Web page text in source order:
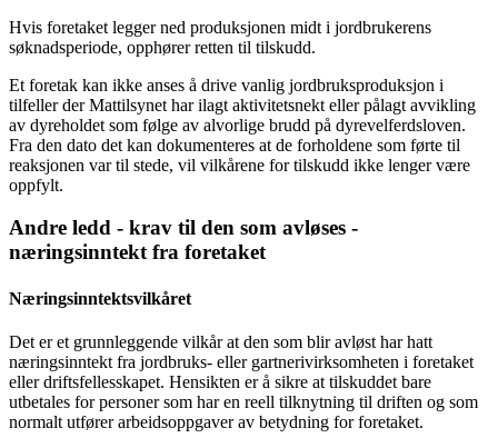
Hvis foretaket legger ned produksjonen midt i jordbrukerens
søknadsperiode, opphører retten til tilskudd.
Et foretak kan ikke anses å drive vanlig jordbruksproduksjon i
tilfeller der Mattilsynet har ilagt aktivitetsnekt eller pålagt avvikling
av dyreholdet som følge av alvorlige brudd på dyrevelferdsloven.
Fra den dato det kan dokumenteres at de forholdene som førte til
reaksjonen var til stede, vil vilkårene for tilskudd ikke lenger være
oppfylt.
Andre ledd - krav til den som avløses -
næringsinntekt fra foretaket
Næringsinntektsvilkåret
Det er et grunnleggende vilkår at den som blir avløst har hatt
næringsinntekt fra jordbruks- eller gartnerivirksomheten i foretaket
eller driftsfellesskapet. Hensikten er å sikre at tilskuddet bare
utbetales for personer som har en reell tilknytning til driften og som
normalt utfører arbeidsoppgaver av betydning for foretaket.